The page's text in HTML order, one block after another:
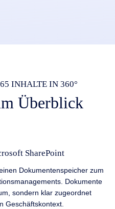
INHALTE IN 360°
Überblick
SharePoint
Dokumentenspeicher zum
Dokumente
sondern klar zugeordnet
Geschäftskontext.